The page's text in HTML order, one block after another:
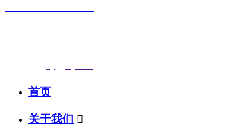
首页
关于我们 